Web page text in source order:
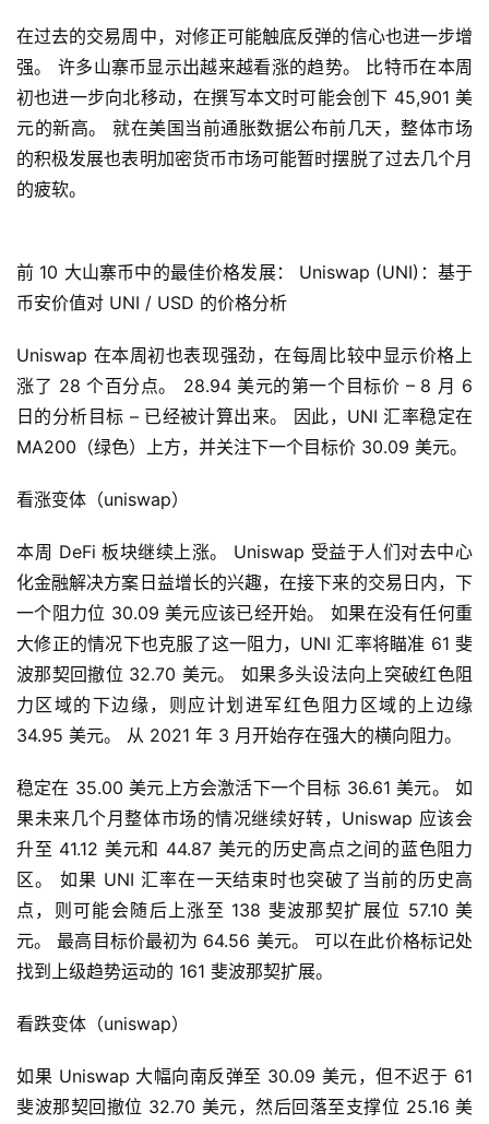
在过去的交易周中，对修正可能触底反弹的信心也进一步增
强。 许多山寨币显示出越来越看涨的趋势。 比特币在本周
初也进一步向北移动，在撰写本文时可能会创下 45,901 美
元的新高。 就在美国当前通胀数据公布前几天，整体市场
的积极发展也表明加密货币市场可能暂时摆脱了过去几个月
的疲软。
前 10 大山寨币中的最佳价格发展： Uniswap (UNI)：基于
币安价值对 UNI / USD 的价格分析
Uniswap 在本周初也表现强劲，在每周比较中显示价格上
涨了 28 个百分点。 28.94 美元的第一个目标价 – 8 月 6
日的分析目标 – 已经被计算出来。 因此，UNI 汇率稳定在
MA200（绿色）上方，并关注下一个目标价 30.09 美元。
看涨变体（uniswap）
本周 DeFi 板块继续上涨。 Uniswap 受益于人们对去中心
化金融解决方案日益增长的兴趣，在接下来的交易日内，下
一个阻力位 30.09 美元应该已经开始。 如果在没有任何重
大修正的情况下也克服了这一阻力，UNI 汇率将瞄准 61 斐
波那契回撤位 32.70 美元。 如果多头设法向上突破红色阻
力区域的下边缘，则应计划进军红色阻力区域的上边缘
34.95 美元。 从 2021 年 3 月开始存在强大的横向阻力。
稳定在 35.00 美元上方会激活下一个目标 36.61 美元。 如
果未来几个月整体市场的情况继续好转，Uniswap 应该会
升至 41.12 美元和 44.87 美元的历史高点之间的蓝色阻力
区。 如果 UNI 汇率在一天结束时也突破了当前的历史高
点，则可能会随后上涨至 138 斐波那契扩展位 57.10 美
元。 最高目标价最初为 64.56 美元。 可以在此价格标记处
找到上级趋势运动的 161 斐波那契扩展。
看跌变体（uniswap）
如果 Uniswap 大幅向南反弹至 30.09 美元，但不迟于 61
斐波那契回撤位 32.70 美元，然后回落至支撑位 25.16 美